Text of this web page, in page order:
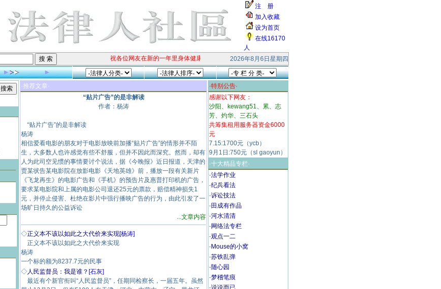
注 册
加入收藏
设为首页
在线16170
人
祝各位网友在新的一年里身体健康、阖家快乐！ 本站受到大量的无效smtp连接和垃圾邮件的攻击，响应缓慢，请各位
2026年8月6日星期四
·推荐文章·
“贴片广告”的是非解读
作者：杨涛
“贴片广告”的是非解读
杨涛
相信爱看电影的朋友对于电影放映前加播“贴片广告”的情形并不陌
生，大多数人也许感觉有些不舒服，但并不因此而深究。然而，却有
人为此司空见惯的事情要讨个说法，据《今晚报》近日报道，天津的
贾某状告某电影院在放影电影《天地英雄》前，播放一段有关新片
《飞龙再生》的电影广告和《手机》的预告片及惠普打印机的广告，
要求某电影院和上属的电影公司退还25元的票款，赔偿精神损失1
元，并停止侵害、杜绝在影片中强行播映广告的行为，由此引发了一
场旷日持久的公益诉讼
...文章内容
◇正义本不该以如此之大代价来实现[杨涛]
正义本不该以如此之大代价来实现
杨涛
一个标的额为8237.7元的民事
◇人民监督员：我是谁？ [石灰]
最近有个新官衔叫“人民监督员”，任期同检察长，一届五年。虽然
·特别公告·
感谢以下网友：
沙阳、kewang51、累、志
芳、灼华、三石头
共筹集租用服务器资金6000
元
7.15:1700元（ycb）
9月1日:750元（sl gaoyun）
·十大精品专栏·
·法学作业
·纪兵看法
·诉讼技法
·田成有作品
·河水清清
·网络法专栏
·观点一二
·Mouse的小窝
·苏铁乱弹
·随心园
·梦稽笔痕
·说说而已